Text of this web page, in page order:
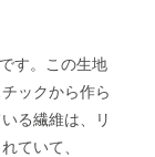
す。この生地
ックから作ら
る繊維は、リ
ていて、